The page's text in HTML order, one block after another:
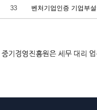
33 벤처기업인증 기업부
중기경영진흥원은 세무 대리